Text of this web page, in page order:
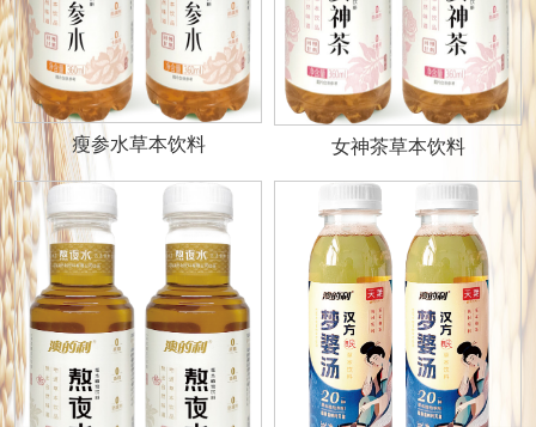
瘦参水草本饮料 女神茶草本饮料